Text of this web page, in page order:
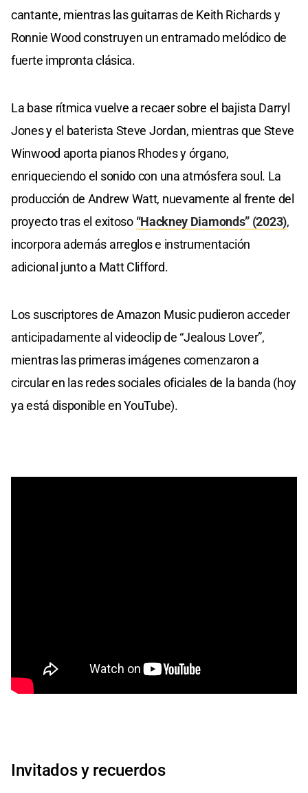
cantante, mientras las guitarras de Keith Richards y
Ronnie Wood construyen un entramado melódico de
fuerte impronta clásica.
La base rítmica vuelve a recaer sobre el bajista Darryl
Jones y el baterista Steve Jordan, mientras que Steve
Winwood aporta pianos Rhodes y órgano,
enriqueciendo el sonido con una atmósfera soul. La
producción de Andrew Watt, nuevamente al frente del
proyecto tras el exitoso “Hackney Diamonds” (2023),
incorpora además arreglos e instrumentación
adicional junto a Matt Clifford.
Los suscriptores de Amazon Music pudieron acceder
anticipadamente al videoclip de “Jealous Lover”,
mientras las primeras imágenes comenzaron a
circular en las redes sociales oficiales de la banda (hoy
ya está disponible en YouTube).
Invitados y recuerdos